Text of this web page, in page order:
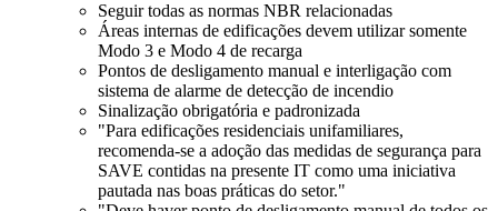
Seguir todas as normas NBR relacionadas
Áreas internas de edificações devem utilizar somente
Modo 3 e Modo 4 de recarga
Pontos de desligamento manual e interligação com
sistema de alarme de detecção de incendio
Sinalização obrigatória e padronizada
"Para edificações residenciais unifamiliares,
recomenda-se a adoção das medidas de segurança para
SAVE contidas na presente IT como uma iniciativa
pautada nas boas práticas do setor."